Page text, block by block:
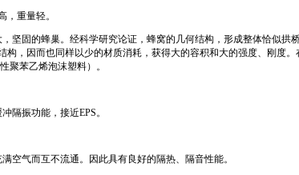
，重量轻。
坚固的蜂巢。经科学研究论证，蜂窝的几何结构，形成整体恰似拱
构，因而也同样以少的材质消耗，获得大的容积和大的强度、刚度
聚苯乙烯泡沫塑料）。
隔振功能，接近EPS。
空气而互不流通。因此具有良好的隔热、隔音性能。